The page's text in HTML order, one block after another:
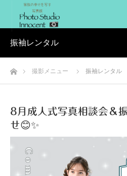
振袖レンタル
ホーム撮影メニュー 振袖レンタル
8月成人式写真相談会＆
せ😊✨